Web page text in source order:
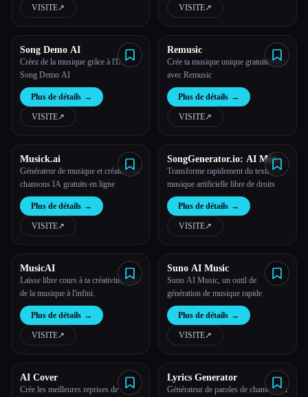
VISITE↗︎ VISITE↗︎
Song Demo AI
Créez de la musique grâce à l'IA -
Song Demo AI
Plus de détails →
VISITE↗︎
Remusic
Crée ta musique unique gratuitement
avec Remusic
Plus de détails →
VISITE↗︎
Musick.ai
Générateur de musique et créateur de
chansons IA gratuits en ligne
Plus de détails →
VISITE↗︎
SongGenerator.io: AI Music
Generator Free Online
Transforme rapidement du texte en
musique artificielle libre de droits
Plus de détails →
VISITE↗︎
MusicAI
Laisse libre cours à ta créativité, crée
de la musique à l'infini.
Plus de détails →
VISITE↗︎
Suno AI Music
Suno AI Music, un outil de
génération de musique rapide
Plus de détails →
VISITE↗︎
AI Cover
Crée les meilleures reprises de
Lyrics Generator
Générateur de paroles de chansons et